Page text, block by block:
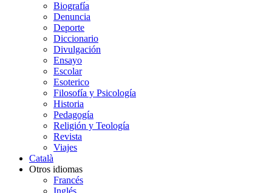
Biografía
Denuncia
Deporte
Diccionario
Divulgación
Ensayo
Escolar
Esoterico
Filosofía y Psicología
Historia
Pedagogía
Religión y Teología
Revista
Viajes
Català
Otros idiomas
Francés
Inglés